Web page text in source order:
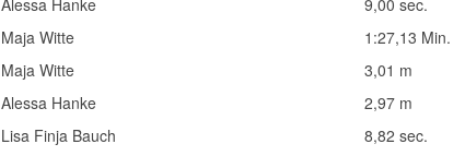
Alessa Hanke 9,00 sec.
Maja Witte 1:27,13 Min.
Maja Witte 3,01 m
Alessa Hanke 2,97 m
Lisa Finja Bauch 8,82 sec.